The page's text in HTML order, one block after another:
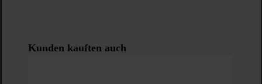
Produktgalerie überspringen
Kunden kauften auch